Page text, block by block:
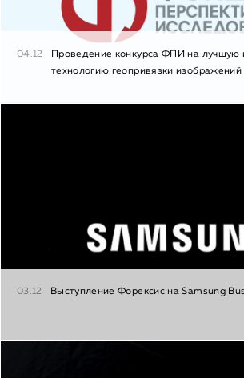
04.12
Проведение конкурса ФПИ на лучшую
технологию геопривязки изображений
03.12 Выступление Форексис на Samsung